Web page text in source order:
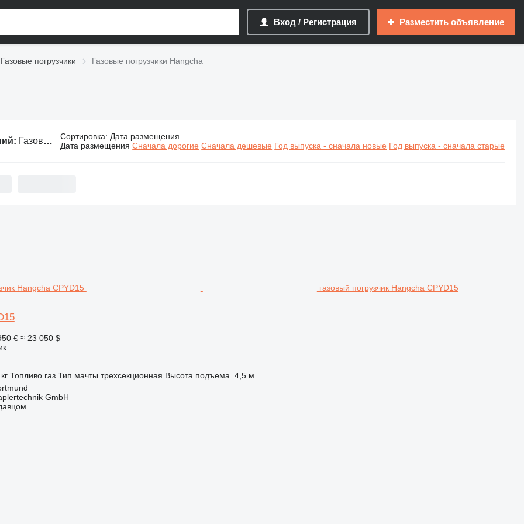
Вход / Регистрация Разместить объявление
Газовые погрузчики Газовые погрузчики Hangcha
Газовые погрузчики Hangcha Сортировка: Дата размещения
Дата размещения Сначала дорогие Сначала дешевые Год выпуска - сначала новые Год выпуска - сначала старые
газовый погрузчик Hangcha CPYD15
€ ≈ 23 050 $
Топливо газ Тип мачты трехсекционная Высота подъема 4,5 м
GmbH